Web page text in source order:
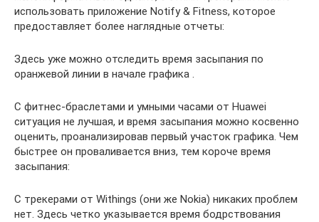
использовать приложение Notify & Fitness, которое
предоставляет более наглядные отчеты:
Здесь уже можно отследить время засыпания по
оранжевой линии в начале графика .
С фитнес-браслетами и умными часами от Huawei
ситуация не лучшая, и время засыпания можно косвенно
оценить, проанализировав первый участок графика. Чем
быстрее он проваливается вниз, тем короче время
засыпания:
С трекерами от Withings (они же Nokia) никаких проблем
нет. Здесь четко указывается время бодрствования